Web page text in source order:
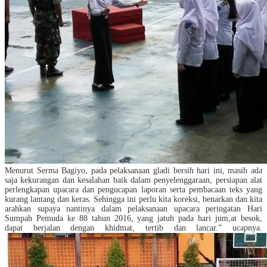
Menurut Serma Bagiyo, pada pelaksanaan gladi bersih hari ini, masih ada
saja kekurangan dan kesalahan baik dalam penyelenggaraan, persiapan alat
perlengkapan upacara dan pengucapan laporan serta pembacaan teks yang
kurang lantang dan keras. Sehingga ini perlu kita koreksi, benarkan dan kita
arahkan supaya nantinya dalam pelaksanaan upacara peringatan Hari
Sumpah Pemuda ke 88 tahun 2016, yang jatuh pada hari jum,at besok,
dapat berjalan dengan khidmat, tertib dan lancar.” ucapnya.